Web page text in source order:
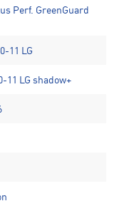
Perf. GreenGuard
11 LG
11 LG shadow+